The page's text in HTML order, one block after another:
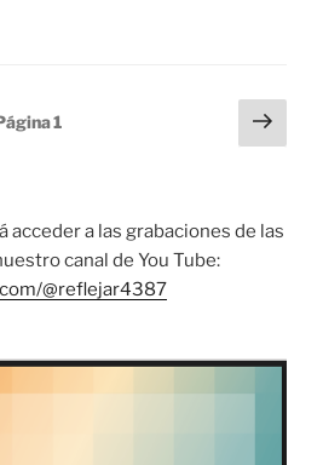
1
acceder a las grabaciones de las
canal de You Tube:
@reflejar4387